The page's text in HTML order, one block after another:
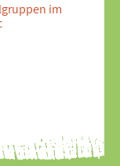
im